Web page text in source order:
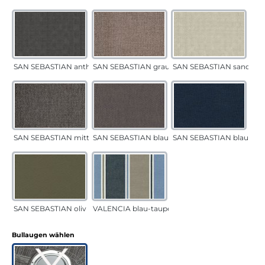
SAN SEBASTIAN anthrazitSAN SEBASTIAN grau-sandSAN SEBASTIAN sand
SAN SEBASTIAN mittelgrauSAN SEBASTIAN blau-sandSAN SEBASTIAN blau
SAN SEBASTIAN oliv VALENCIA blau-taupe
Bullaugen wählen